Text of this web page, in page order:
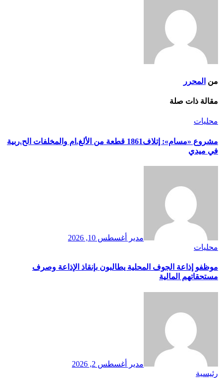
من المحرر
مقالة ذات صلة
محليات
مشروع «مسام»: إتلاف1861 قطعة من الألغ.ام والمخلفات الح.ربية
في ميدي
مدير
أغسطس 10, 2026
محليات
موظفو إذاعة الجوف المحلية يطالبون بإنقاذ الإذاعة وصرف
مستحقاتهم المالية
مدير
أغسطس 2, 2026
رئيسية